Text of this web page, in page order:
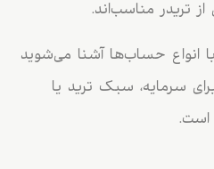
تریدر مناسب‌اند.
انواع حساب‌ها آشنا می‌شوید
سرمایه، سبک ترید یا
است.